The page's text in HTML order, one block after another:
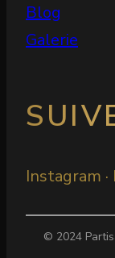
Blog
Galerie
Instagram
© 2024